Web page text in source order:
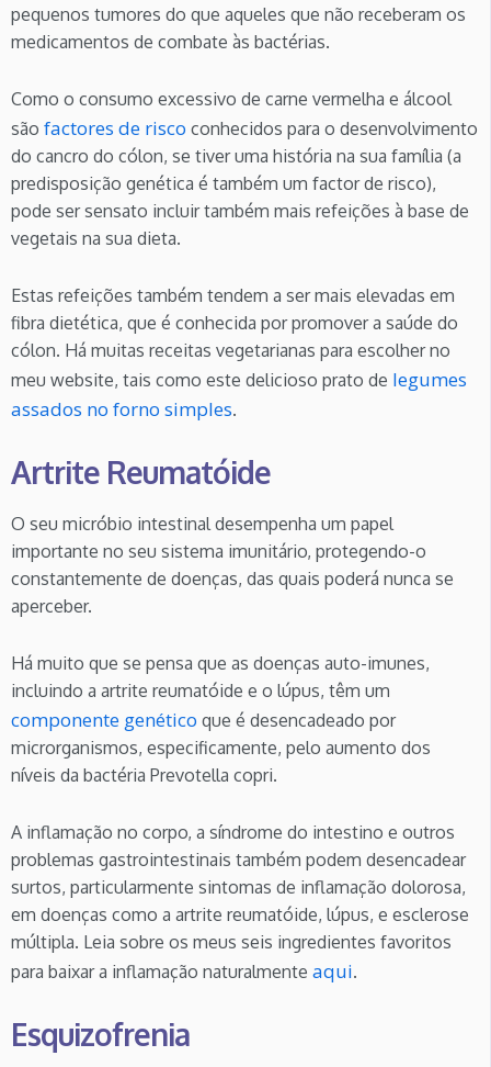
pequenos tumores do que aqueles que não receberam os
medicamentos de combate às bactérias.
Como o consumo excessivo de carne vermelha e álcool
são factores de risco conhecidos para o desenvolvimento
do cancro do cólon, se tiver uma história na sua família (a
predisposição genética é também um factor de risco),
pode ser sensato incluir também mais refeições à base de
vegetais na sua dieta.
Estas refeições também tendem a ser mais elevadas em
fibra dietética, que é conhecida por promover a saúde do
cólon. Há muitas receitas vegetarianas para escolher no
meu website, tais como este delicioso prato de legumes
assados no forno simples.
Artrite Reumatóide
O seu micróbio intestinal desempenha um papel
importante no seu sistema imunitário, protegendo-o
constantemente de doenças, das quais poderá nunca se
aperceber.
Há muito que se pensa que as doenças auto-imunes,
incluindo a artrite reumatóide e o lúpus, têm um
componente genético que é desencadeado por
microrganismos, especificamente, pelo aumento dos
níveis da bactéria Prevotella copri.
A inflamação no corpo, a síndrome do intestino e outros
problemas gastrointestinais também podem desencadear
surtos, particularmente sintomas de inflamação dolorosa,
em doenças como a artrite reumatóide, lúpus, e esclerose
múltipla. Leia sobre os meus seis ingredientes favoritos
para baixar a inflamação naturalmente aqui.
Esquizofrenia